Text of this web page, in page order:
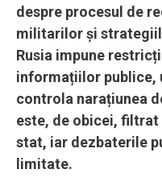
despre procesul de
militarilor și
Rusia impune
informațiilor publice,
controla narațiunea
este, de obicei,
stat, iar dezbaterile
limitate.